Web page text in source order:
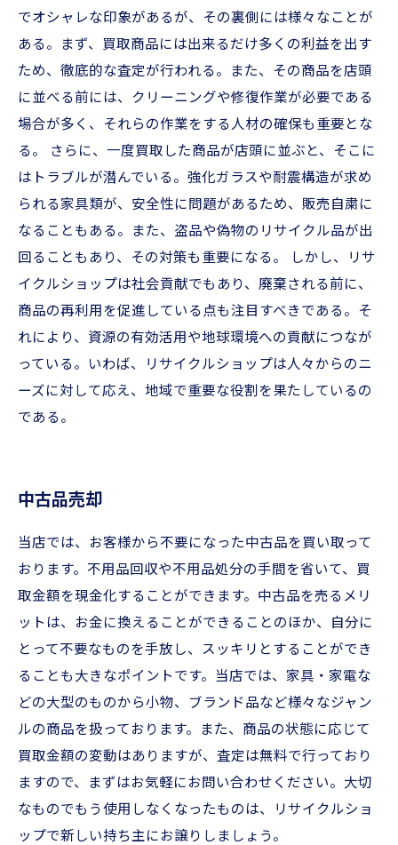
でオシャレな印象があるが、その裏側には様々なことが
ある。まず、買取商品には出来るだけ多くの利益を出す
ため、徹底的な査定が行われる。また、その商品を店頭
に並べる前には、クリーニングや修復作業が必要である
場合が多く、それらの作業をする人材の確保も重要とな
る。 さらに、一度買取した商品が店頭に並ぶと、そこに
はトラブルが潜んでいる。強化ガラスや耐震構造が求め
られる家具類が、安全性に問題があるため、販売自粛に
なることもある。また、盗品や偽物のリサイクル品が出
回ることもあり、その対策も重要になる。 しかし、リサ
イクルショップは社会貢献でもあり、廃棄される前に、
商品の再利用を促進している点も注目すべきである。そ
れにより、資源の有効活用や地球環境への貢献につなが
っている。いわば、リサイクルショップは人々からのニ
ーズに対して応え、地域で重要な役割を果たしているの
である。
中古品売却
当店では、お客様から不要になった中古品を買い取って
おります。不用品回収や不用品処分の手間を省いて、買
取金額を現金化することができます。中古品を売るメリ
ットは、お金に換えることができることのほか、自分に
とって不要なものを手放し、スッキリとすることができ
ることも大きなポイントです。当店では、家具・家電な
どの大型のものから小物、ブランド品など様々なジャン
ルの商品を扱っております。また、商品の状態に応じて
買取金額の変動はありますが、査定は無料で行っており
ますので、まずはお気軽にお問い合わせください。大切
なものでもう使用しなくなったものは、リサイクルショ
ップで新しい持ち主にお譲りしましょう。